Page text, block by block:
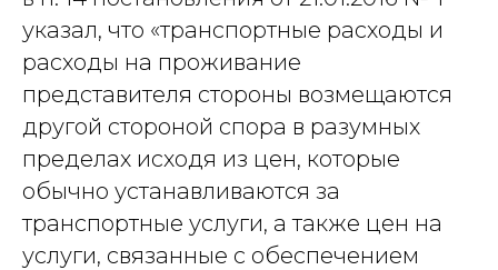
указал, что «транспортные расходы и
расходы на проживание
представителя стороны возмещаются
другой стороной спора в разумных
пределах исходя из цен, которые
обычно устанавливаются за
транспортные услуги, а также цен на
услуги, связанные с обеспечением